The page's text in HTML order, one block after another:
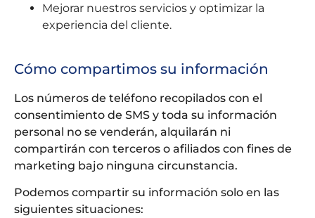
Mejorar nuestros servicios y optimizar la
experiencia del cliente.
Cómo compartimos su información
Los números de teléfono recopilados con el
consentimiento de SMS y toda su información
personal no se venderán, alquilarán ni
compartirán con terceros o afiliados con fines de
marketing bajo ninguna circunstancia.
Podemos compartir su información solo en las
siguientes situaciones: